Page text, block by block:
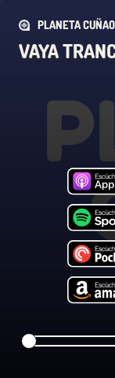
PLANETA
VAYA